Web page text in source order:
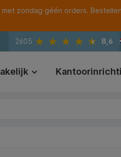
zondag géén orders.
2605 8,6